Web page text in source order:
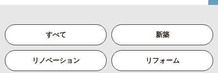
すべて 新築
リノベーション リフォーム